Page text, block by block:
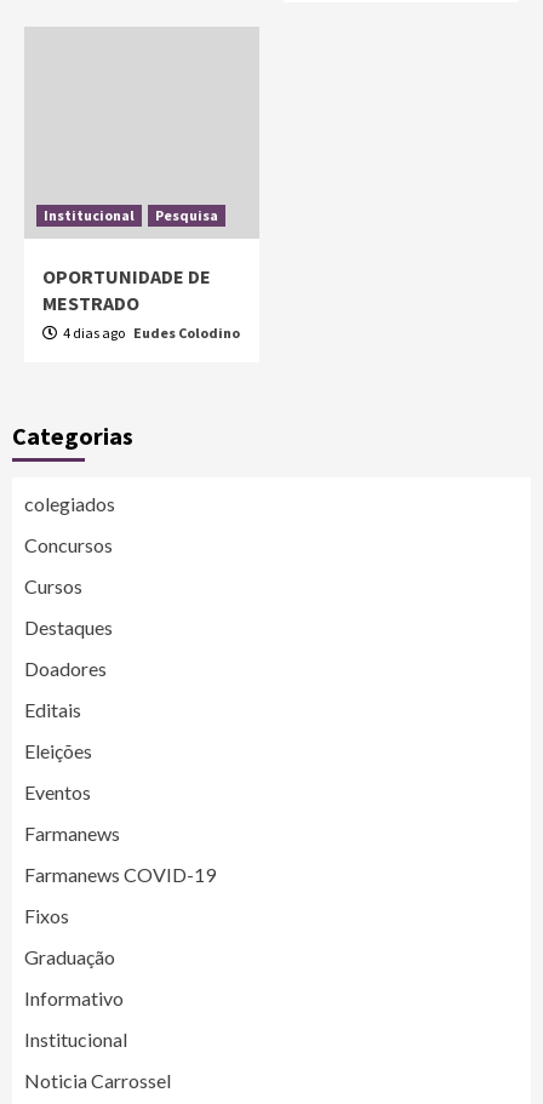
Institucional Pesquisa
OPORTUNIDADE DE
MESTRADO
4 dias ago Eudes Colodino
Categorias
colegiados
Concursos
Cursos
Destaques
Doadores
Editais
Eleições
Eventos
Farmanews
Farmanews COVID-19
Fixos
Graduação
Informativo
Institucional
Noticia Carrossel